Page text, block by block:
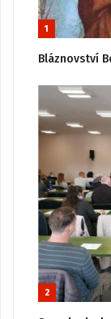
1
Bláznovství
2